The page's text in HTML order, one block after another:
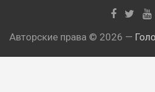
Авторские права © 2026 —